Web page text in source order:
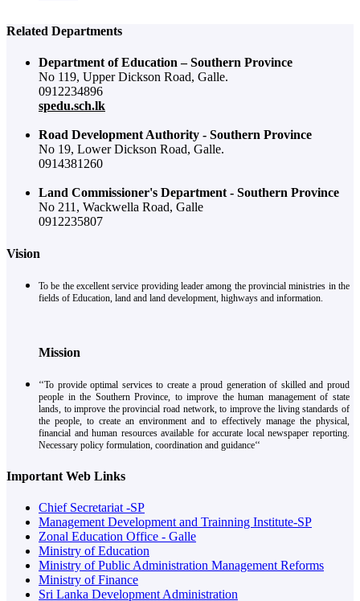
Related Departments
Department of Education – Southern Province
No 119, Upper Dickson Road, Galle.
0912234896
spedu.sch.lk
Road Development Authority - Southern Province
No 19, Lower Dickson Road, Galle.
0914381260
Land Commissioner's Department - Southern Province
No 211, Wackwella Road, Galle
0912235807
Vision
To be the excellent service providing leader among the provincial ministries in the
fields of Education, land and land development, highways and information.
Mission
‘‘To provide optimal services to create a proud generation of skilled and proud
people in the Southern Province, to improve the human management of state
lands, to improve the provincial road network, to improve the living standards of
the people, to create an environment and to effectively manage the physical,
financial and human resources available for accurate local newspaper reporting.
Necessary policy formulation, coordination and guidance‘‘
Important Web Links
Chief Secretariat -SP
Management Development and Trainning Institute-SP
Zonal Education Office - Galle
Ministry of Education
Ministry of Public Administration Management Reforms
Ministry of Finance
Sri Lanka Development Administration